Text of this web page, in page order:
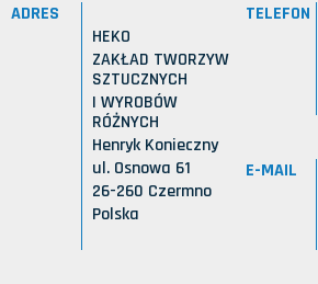
ADRES
HEKO
ZAKŁAD TWORZYW
SZTUCZNYCH
I WYROBÓW
RÓŻNYCH
Henryk Konieczny
ul. Osnowa 61
26-260 Czermno
Polska
TELEFON
E-MAIL